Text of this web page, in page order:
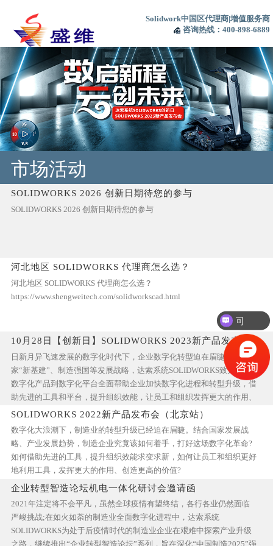
Solidwork中国区代理商|增值服务商
咨询热线：400-898-6889
市场活动
SOLIDWORKS 2026 创新日期待您的参与
SOLIDWORKS 2026 创新日期待您的参与
河北地区 SOLIDWORKS 代理商怎么选？
河北地区 SOLIDWORKS 代理商怎么选？
https://www.shengweitech.com/solidworkscad.html
10月28日【创新日】SOLIDWORKS 2023新产品发布会
诚邀您的到来！
日新月异飞速发展的数字化时代下，企业数字化转型迫在眉睫。结合国
家“新基建”、制造强国等发展战略，达索系统SOLIDWORKS致力于从
数字化产品到数字化平台全面帮助企业加快数字化进程和转型升级，借
助先进的工具和平台，提升组织效能，让员工和组织发挥更大的作用、
创造更高的价值。
SOLIDWORKS 2022新产品发布会（北京站）
数字化大浪潮下，制造业的转型升级已经迫在眉睫。结合国家发展战
略、产业发展趋势，制造企业究竟该如何着手，打好这场数字化革命?
如何借助先进的工具，提升组织效能求变求新，如何让员工和组织更好
地利用工具，发挥更大的作用、创造更高的价值?
企业转型智造论坛机电一体化研讨会邀请函
2021年注定将不会平凡，虽然全球疫情有望终结，各行各业仍然面临
严峻挑战;在如火如荼的制造业全面数字化进程中，达索系统
SOLIDWORKS为处于后疫情时代的制造业企业在艰难中探索产业升级
之路，继续推出“企业转型智造论坛”系列，旨在深化“中国制造2025”强